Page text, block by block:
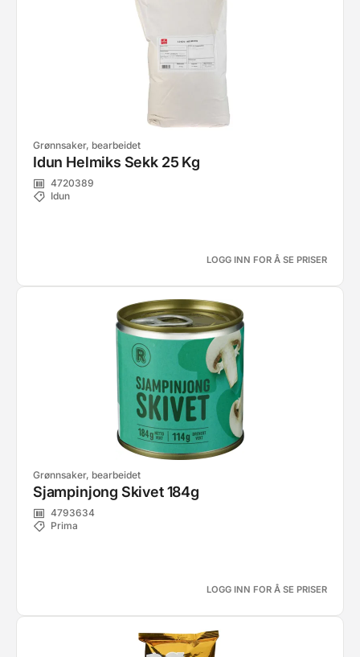
Grønnsaker, bearbeidet
Idun Helmiks Sekk 25 Kg
4720389
Idun
LOGG INN FOR Å SE PRISER
Grønnsaker, bearbeidet
Sjampinjong Skivet 184g
4793634
Prima
LOGG INN FOR Å SE PRISER